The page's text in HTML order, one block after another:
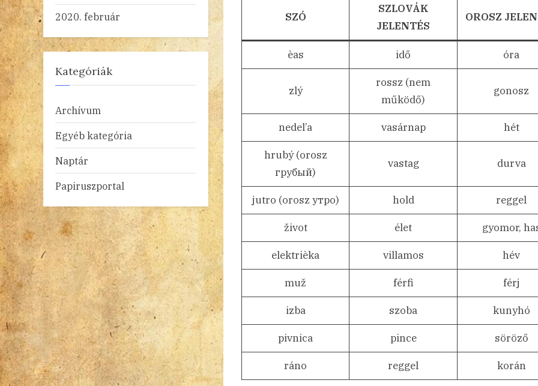
SZÓ
SZLOVÁK
JELENTÉS
OROSZ
èas idő óra
zlý
rossz (nem
működő)
gonosz
nedel’a vasárnap hét
hrubý (orosz
грубый)
vastag durva
jutro (orosz утро) hold reggel
život élet gyomor,
elektrièka villamos hév
muž férfi férj
izba szoba kunyhó
pivnica pince söröző
ráno reggel korán
2020. február
Kategóriák
Archívum
Egyéb kategória
Naptár
Papiruszportal